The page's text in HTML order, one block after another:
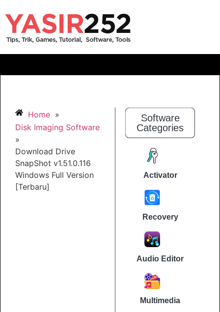
Home »
Disk Imaging Software
»
Download Drive
SnapShot v1.51.0.116
Windows Full Version
[Terbaru]
Software
Categories
Activator
Recovery
Audio Editor
Multimedia